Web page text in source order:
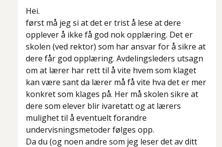
Hei.
først må jeg si at det er trist å lese at dere
opplever å ikke få god nok opplæring. Det er
skolen (ved rektor) som har ansvar for å sikre at
dere får god opplæring. Avdelingsleders utsagn
om at lærer har rett til å vite hvem som klaget
kan være sant da lærer må få vite hva det er mer
konkret som klages på. Her må skolen sikre at
dere som elever blir ivaretatt og at lærers
mulighet til å eventuelt forandre
undervisningsmetoder følges opp.
Da du (og noen andre som jeg leser det av ditt